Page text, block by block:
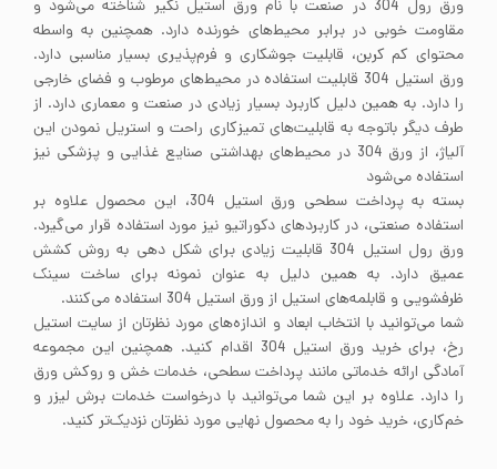
ورق رول 304 در صنعت با نام ورق استیل نگیر شناخته می‌شود و
مقاومت خوبی در برابر محیط‌های خورنده دارد. همچنین به واسطه
محتوای کم کربن، قابلیت جوشکاری و فرم‌پذیری بسیار مناسبی دارد.
ورق استیل 304 قابلیت استفاده در محیط‌های مرطوب و فضای خارجی
را دارد. به همین دلیل کاربرد بسیار زیادی در صنعت و معماری دارد. از
طرف دیگر باتوجه به قابلیت‌های تمیزکاری راحت و استریل نمودن این
آلیاژ، از ورق 304 در محیط‌های بهداشتی صنایع غذایی و پزشکی نیز
استفاده می‌شود
بسته به پرداخت سطحی ورق استیل 304، این محصول علاوه بر
استفاده صنعتی، در کاربردهای دکوراتیو نیز مورد استفاده قرار می‌گیرد.
ورق رول استیل 304 قابلیت زیادی برای شکل دهی به روش کشش
عمیق دارد. به همین دلیل به عنوان نمونه برای ساخت سینک
ظرفشویی و قابلمه‌های استیل از ورق استیل 304 استفاده می‌کنند.
شما می‌توانید با انتخاب ابعاد و اندازه‌های مورد نظرتان از سایت استیل
رخ، برای خرید ورق استیل 304 اقدام کنید. همچنین این مجموعه
آمادگی ارائه خدماتی مانند پرداخت سطحی، خدمات خش و روکش ورق
را دارد. علاوه بر این شما می‌توانید با درخواست خدمات برش لیزر و
خم‌کاری، خرید خود را به محصول نهایی مورد نظرتان نزدیک‌تر کنید.